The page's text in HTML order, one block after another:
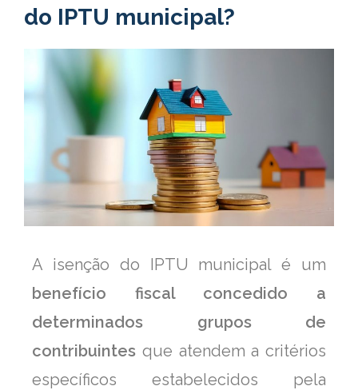
do IPTU municipal?
A isenção do IPTU municipal é um
benefício fiscal concedido a
determinados grupos de
contribuintes que atendem a critérios
específicos estabelecidos pela